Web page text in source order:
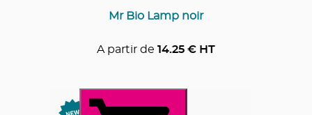
Mr Bio Lamp noir
A partir de 14.25 € HT